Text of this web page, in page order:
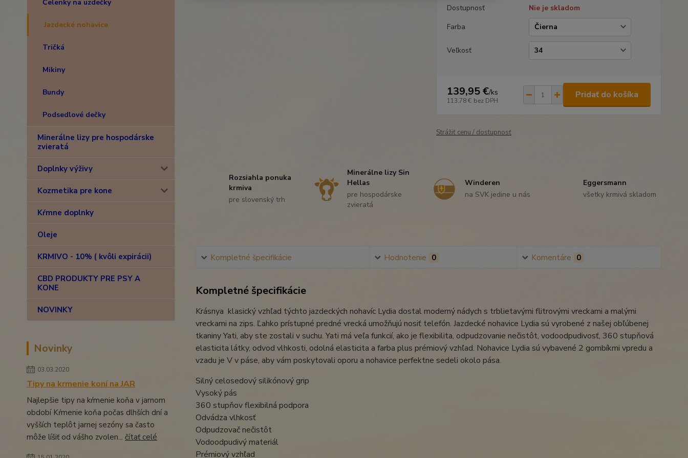
Čelenky na uzdečky
Jazdecké nohavice
Tričká
Mikiny
Bundy
Podsedlové dečky
Minerálne lizy pre hospodárske
zvieratá
Doplnky výživy
Kozmetika pre kone
Kŕmne doplnky
Oleje
KRMIVO - 10% ( kvôli expirácii)
CBD PRODUKTY PRE PSY A
KONE
NOVINKY
Novinky
03.03.2020
Tipy na krmenie koní na JAR
Najlepšie tipy na kŕmenie koňa v jarnom
období Kŕmenie koňa počas dlhších dní a
vyšších teplôt jarnej sezóny sa často
môže líšiť od vášho zvolen... čítať celé
Dostupnosť
Nie je skladom
Farba
Veľkosť
139,95 €/ks
113,78 € bez DPH
Pridať do košíka
Strážiť cenu / dostupnosť
Rozsiahla ponuka
krmiva
pre slovenský trh
Minerálne lizy Sin
Hellas
pre hospodárske
zvieratá
Winderen
na SVK jedine u nás
Eggersmann
všetky krmivá skladom
Kompletné špecifikácie Hodnotenie 0 Komentáre 0
Kompletné špecifikácie
Krásnya klasický vzhľad týchto jazdeckých nohavíc Lydia dostal moderný nádych s trblietavými flitrovými vreckami a malými
vreckami na zips. Ľahko prístupné predné vrecká umožňujú nosiť telefón. Jazdecké nohavice Lydia sú vyrobené z našej obľúbenej
tkaniny Yati, aby ste zostali v suchu. Yati má veľa funkcií, ako je flexibilita, odpudzovanie nečistôt, vodoodpudivosť, 360 stupňová
elasticita látky, odvod vlhkosti, odolná elasticita a farba plus prémiový vzhľad. Nohavice Lydia sú vybavené 2 gombíkmi vpredu a
vzadu je V v páse, aby vám poskytovali oporu a nohavice perfektne sedeli okolo pása.
Silný celosedový silikónový grip
Vysoký pás
360 stupňov flexibilná podpora
Odvádza vlhkosť
Odpudzovač nečistôt
Vodoodpudivý materiál
Prémiový vzhľad